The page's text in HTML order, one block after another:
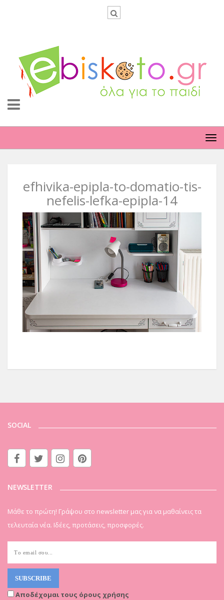
efhivika-epipla-to-domatio-tis-
nefelis-lefka-epipla-14
SOCIAL
NEWSLETTER
Μάθε το πρώτη! Γράψου στο newsletter μας για να μαθαίνεις τα
τελευταία νέα. Ιδέες, προτάσεις, προσφορές.
Αποδέχομαι τους όρους χρήσης